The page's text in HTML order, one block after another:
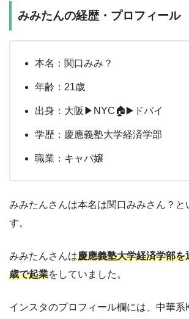
みみたんの経歴・プロフィール
本名：関口みみ？
年齢：21歳
出身：大阪▶︎NYC🏠▶️ドバイ
学歴：慶應義塾大学経済学部
職業：キャバ嬢
みみたんさんは本名は関口みみさん？と
す。
みみたんさんは慶應義塾大学経済学部を
歳で起業をしていました。
インスタのプロフィール欄には、中華系